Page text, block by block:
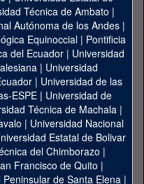
Técnica de Ambato |
Autónoma de los Andes|
Equinoccial| Pontificia
del Ecuador | Universidad
| Universidad
| Universidad de las
ESPE | Universidad de
Técnica de Machala|
| Universidad Nacional
Estatal de Bolivar
del Chimborazo |
Francisco de Quito |
de Santa Elena|